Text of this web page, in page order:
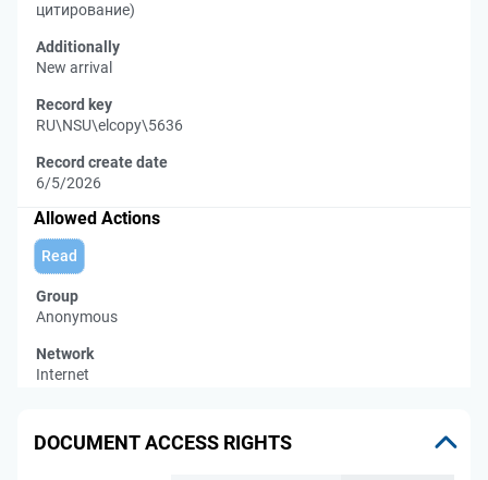
цитирование)
Additionally
New arrival
Record key
RU\NSU\elcopy\5636
Record create date
6/5/2026
Allowed Actions
Read
Group
Anonymous
Network
Internet
DOCUMENT ACCESS RIGHTS